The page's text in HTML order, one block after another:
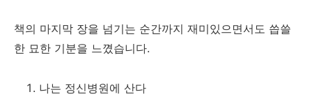
책의 마지막 장을 넘기는 순간까지 재미있으면서도 씁쓸
한 묘한 기분을 느꼈습니다.
나는 정신병원에 산다